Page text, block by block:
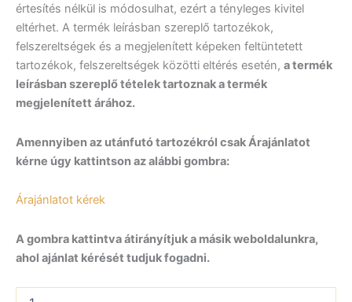
értesítés nélkül is módosulhat, ezért a tényleges kivitel
eltérhet. A termék leírásban szereplő tartozékok,
felszereltségek és a megjelenített képeken feltüntetett
tartozékok, felszereltségek közötti eltérés esetén, a termék
leírásban szereplő tételek tartoznak a termék
megjelenített árához.
Amennyiben az utánfutó tartozékról csak Árajánlatot
kérne úgy kattintson az alábbi gombra:
Árajánlatot kérek
A gombra kattintva átirányítjuk a másik weboldalunkra,
ahol ajánlat kérését tudjuk fogadni.